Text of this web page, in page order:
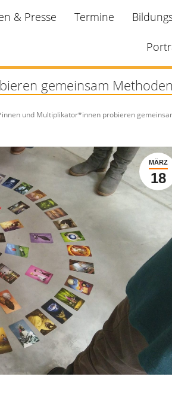
& Presse Termine
gemeinsam
und Multiplikator*innen probieren
MÄRZ
18